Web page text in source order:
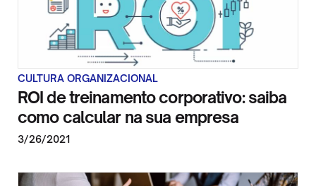
CULTURA ORGANIZACIONAL
ROI de treinamento corporativo: saiba
como calcular na sua empresa
3/26/2021